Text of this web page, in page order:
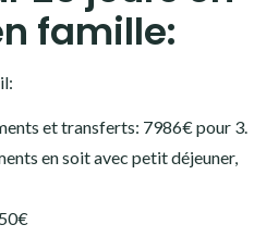
famille:
et transferts: 7986€ pour 3.
en soit avec petit déjeuner,